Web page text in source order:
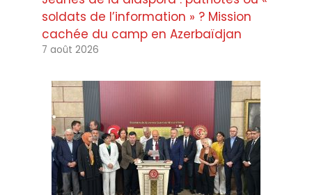
soldats de l’information » ? Mission
cachée du camp en Azerbaïdjan
7 août 2026